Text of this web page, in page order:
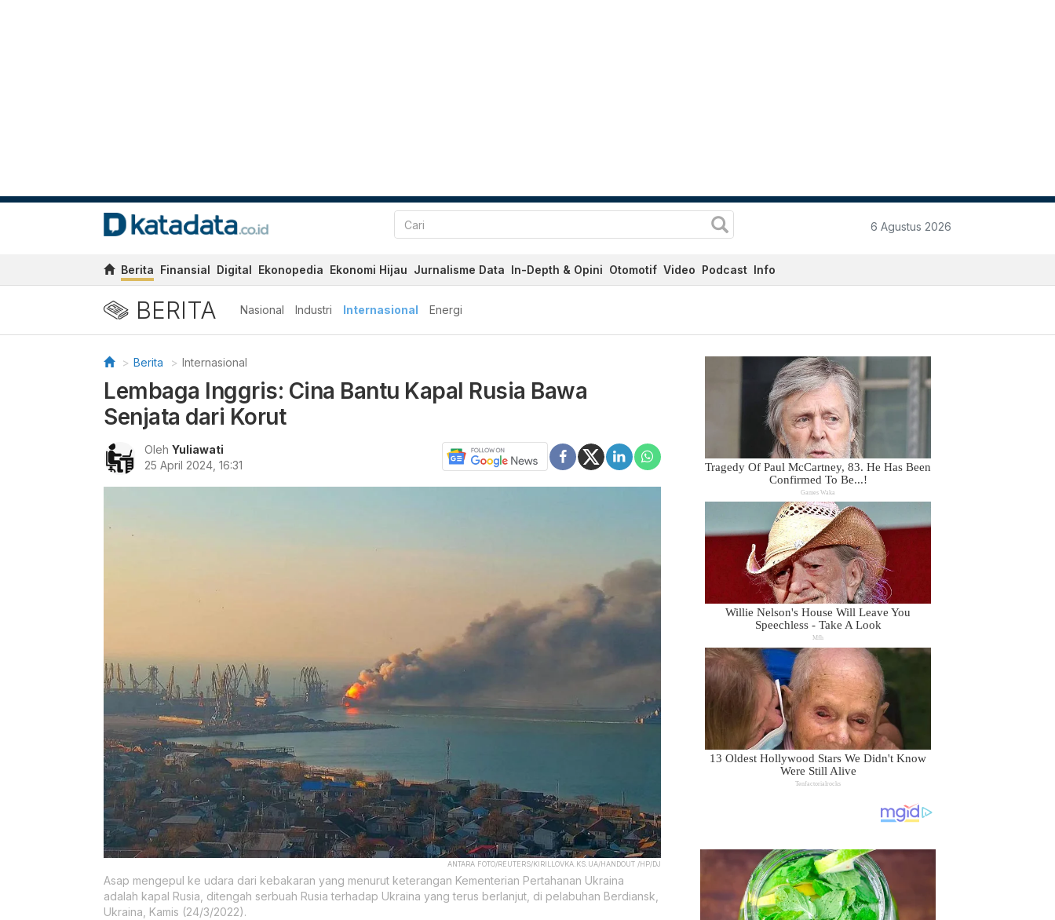
6 Agustus 2026
Berita Finansial Digital Ekonopedia Ekonomi Hijau Jurnalisme Data In-Depth & Opini Otomotif Video Podcast Info
BERITA Nasional Industri Internasional Energi
Berita Internasional
Lembaga Inggris: Cina Bantu Kapal Rusia Bawa
Senjata dari Korut
Oleh Yuliawati
25 April 2024, 16:31
ANTARA FOTO/REUTERS/KIRILLOVKA.KS.UA/HANDOUT /HP/DJ
Asap mengepul ke udara dari kebakaran yang menurut keterangan Kementerian Pertahanan Ukraina
adalah kapal Rusia, ditengah serbuah Rusia terhadap Ukraina yang terus berlanjut, di pelabuhan Berdiansk,
Ukraina, Kamis (24/3/2022).